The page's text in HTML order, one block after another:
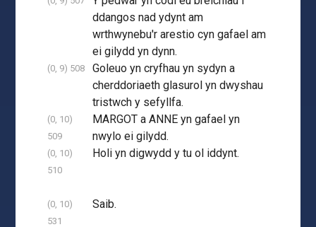
ddangos nad ydynt am
wrthwynebu'r arestio cyn gafael am
ei gilydd yn dynn.
(0, 9) 508
Goleuo yn cryfhau yn sydyn a
cherddoriaeth glasurol yn dwyshau
tristwch y sefyllfa.
(0, 10)
509
MARGOT a ANNE yn gafael yn
nwylo ei gilydd.
(0, 10)
510
Holi yn digwydd y tu ol iddynt.
(0, 10)
531
Saib.